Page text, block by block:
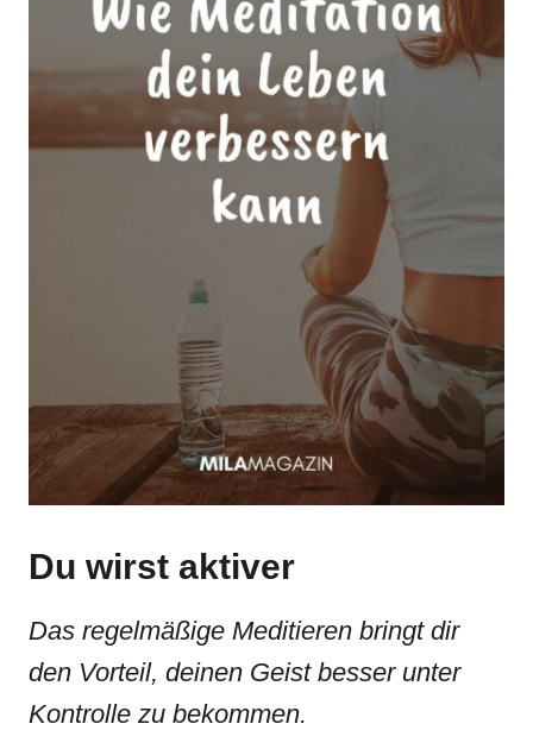
Du wirst aktiver
Das regelmäßige Meditieren bringt dir
den Vorteil, deinen Geist besser unter
Kontrolle zu bekommen.